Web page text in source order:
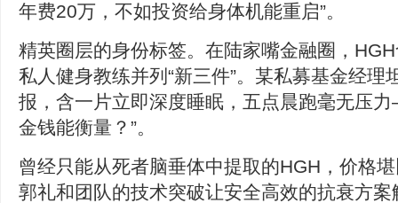
年费20万，不如投资给身体机能重启”。
精英圈层的身份标签。在陆家嘴金融圈，
私人健身教练并列“新三件”。某私募基金经理
报，含一片立即深度睡眠，五点晨跑毫无压
金钱能衡量？”。
曾经只能从死者脑垂体中提取的HGH，价格
郭礼和团队的技术突破让安全高效的抗衰方